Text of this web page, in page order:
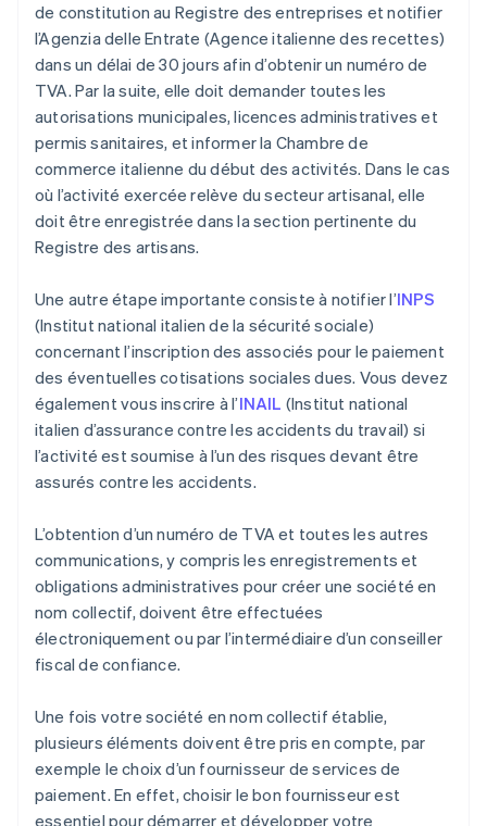
de constitution au Registre des entreprises et notifier
l’Agenzia delle Entrate (Agence italienne des recettes)
dans un délai de 30 jours afin d’obtenir un numéro de
TVA. Par la suite, elle doit demander toutes les
autorisations municipales, licences administratives et
permis sanitaires, et informer la Chambre de
commerce italienne du début des activités. Dans le cas
où l’activité exercée relève du secteur artisanal, elle
doit être enregistrée dans la section pertinente du
Registre des artisans.
Une autre étape importante consiste à notifier l’INPS
(Institut national italien de la sécurité sociale)
concernant l’inscription des associés pour le paiement
des éventuelles cotisations sociales dues. Vous devez
également vous inscrire à l’INAIL (Institut national
italien d’assurance contre les accidents du travail) si
l’activité est soumise à l’un des risques devant être
assurés contre les accidents.
L’obtention d’un numéro de TVA et toutes les autres
communications, y compris les enregistrements et
obligations administratives pour créer une société en
nom collectif, doivent être effectuées
électroniquement ou par l’intermédiaire d’un conseiller
fiscal de confiance.
Une fois votre société en nom collectif établie,
plusieurs éléments doivent être pris en compte, par
exemple le choix d’un fournisseur de services de
paiement. En effet, choisir le bon fournisseur est
essentiel pour démarrer et développer votre